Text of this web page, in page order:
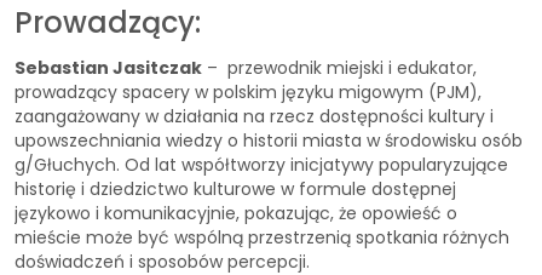
Prowadzący:
Sebastian Jasitczak – przewodnik miejski i edukator,
prowadzący spacery w polskim języku migowym (PJM),
zaangażowany w działania na rzecz dostępności kultury i
upowszechniania wiedzy o historii miasta w środowisku osób
g/Głuchych. Od lat współtworzy inicjatywy popularyzujące
historię i dziedzictwo kulturowe w formule dostępnej
językowo i komunikacyjnie, pokazując, że opowieść o
mieście może być wspólną przestrzenią spotkania różnych
doświadczeń i sposobów percepcji.